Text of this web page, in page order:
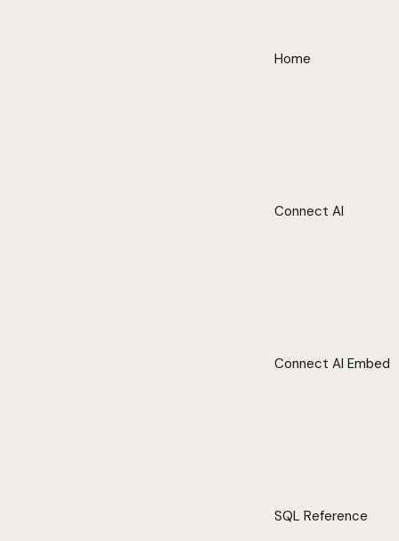
Home
Connect AI
Connect AI Embed
SQL Reference